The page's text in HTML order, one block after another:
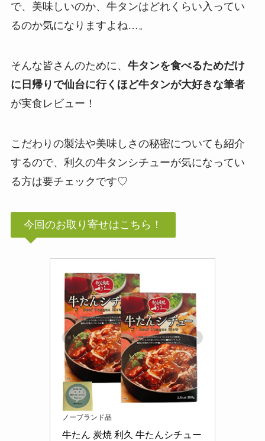
で、美味しいのか、牛タンはどれくらい入ってい
るのか気になりますよね…。
そんな皆さんのために、 牛タンを食べるためだけ
に日帰りで仙台に行くほど牛タンが大好きな筆者
が実食レビュー！
こだわりの製法や美味しさの秘密についても紹介
するので、利久の牛タンシチューが気になってい
る方は要チェックです♡
今回のお取り寄せはこちら！
ノーブランド品
牛たん 炭焼 利久 牛たんシチュー